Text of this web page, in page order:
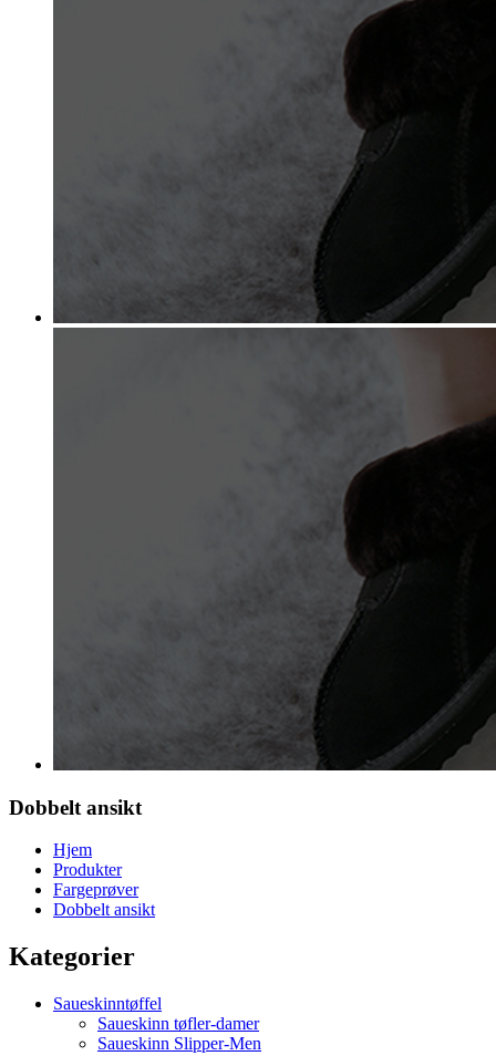
Dobbelt ansikt
Hjem
Produkter
Fargeprøver
Dobbelt ansikt
Kategorier
Saueskinntøffel
Saueskinn tøfler-damer
Saueskinn Slipper-Men